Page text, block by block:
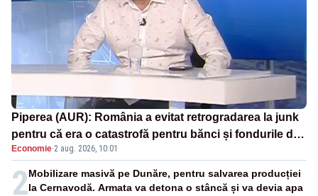
Piperea (AUR): România a evitat retrogradarea la junk
pentru că era o catastrofă pentru bănci și fondurile de
pensii
Economie·2 aug. 2026, 10:01
2Mobilizare masivă pe Dunăre, pentru salvarea producției
la Cernavodă. Armata va detona o stâncă și va devia apa